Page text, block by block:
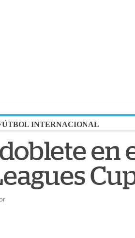
INTERNACIONAL
en